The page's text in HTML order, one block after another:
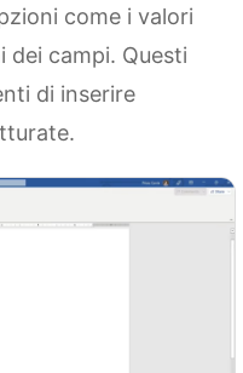
come i valori
dei campi. Questi
di inserire